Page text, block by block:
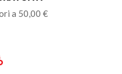
a 50,00 €